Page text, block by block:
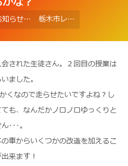
お知らせ 栃木市レッスン風景【レースカー】基本の車を作ってみよう！早く走らせるには何がポイントになるかな？
された生徒さん。２回目の授業は
ました。
くなので走らせたいですよね？し
も、なんだかノロノロゆっくりと
･･･。
車からいくつかの改造を加えるこ
来ます！